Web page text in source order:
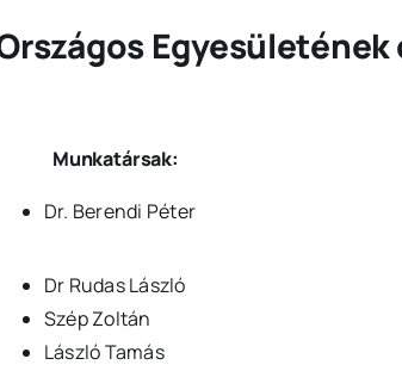
Munkatársak:
Dr. Berendi Péter
Dr Rudas László
Szép Zoltán
László Tamás